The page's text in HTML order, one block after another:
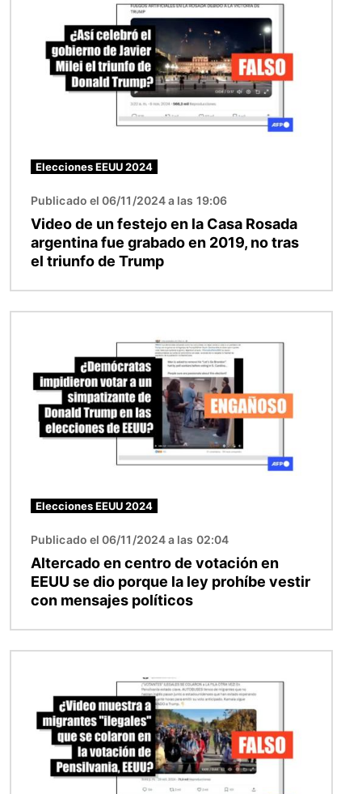
Elecciones EEUU 2024
Publicado el 06/11/2024 a las 19:06
Video de un festejo en la Casa Rosada
argentina fue grabado en 2019, no tras
el triunfo de Trump
Elecciones EEUU 2024
Publicado el 06/11/2024 a las 02:04
Altercado en centro de votación en
EEUU se dio porque la ley prohíbe vestir
con mensajes políticos